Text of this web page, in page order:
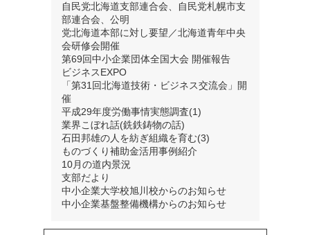
自民党北海道支部連合会、自民党札幌市支
部連合会、公明
党北海道本部に対し要望／北海道青年中央
会研修会開催
第69回中小企業団体全国大会 開催報告
ビジネスEXPO
「第31回北海道技術・ビジネス交流会」開
催
平成29年度労働事情実態調査(1)
業界こぼれ話(銑鉄鋳物の話)
石田邦雄の人を紡ぎ組織を育む(3)
ものづくり補助金活用事例紹介
10月の道内景況
支部だより
中小企業大学校旭川校からのお知らせ
中小企業基盤整備機構からのお知らせ